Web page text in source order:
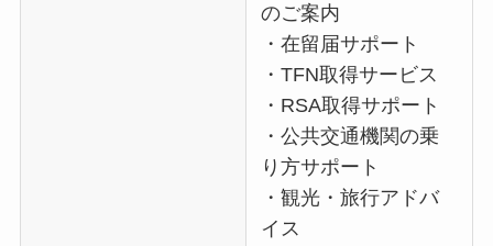
のご案内
・在留届サポート
・TFN取得サービス
・RSA取得サポート
・公共交通機関の乗
り方サポート
・観光・旅行アドバ
イス